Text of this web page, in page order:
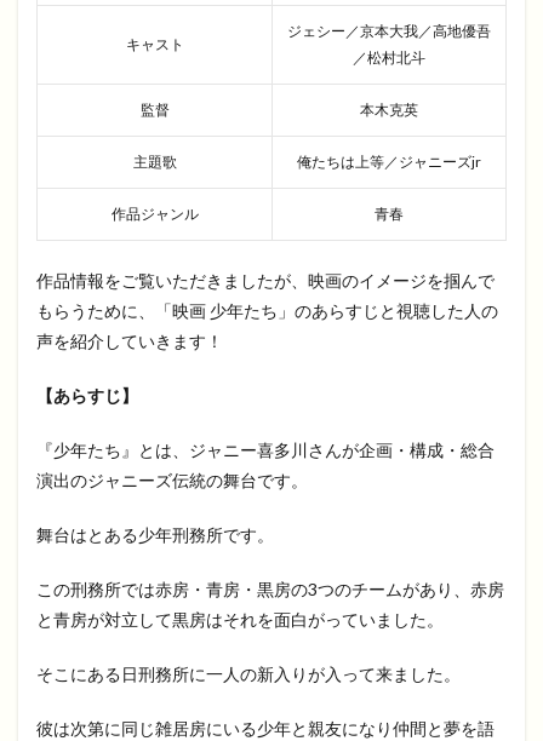
キャスト
ジェシー／京本大我／高地優吾
／松村北斗
監督 本木克英
主題歌 俺たちは上等／ジャニーズjr
作品ジャンル 青春
作品情報をご覧いただきましたが、映画のイメージを掴んで
もらうために、「映画 少年たち」のあらすじと視聴した人の
声を紹介していきます！
【あらすじ】
『少年たち』とは、ジャニー喜多川さんが企画・構成・総合
演出のジャニーズ伝統の舞台です。
舞台はとある少年刑務所です。
この刑務所では赤房・青房・黒房の3つのチームがあり、赤房
と青房が対立して黒房はそれを面白がっていました。
そこにある日刑務所に一人の新入りが入って来ました。
彼は次第に同じ雑居房にいる少年と親友になり仲間と夢を語